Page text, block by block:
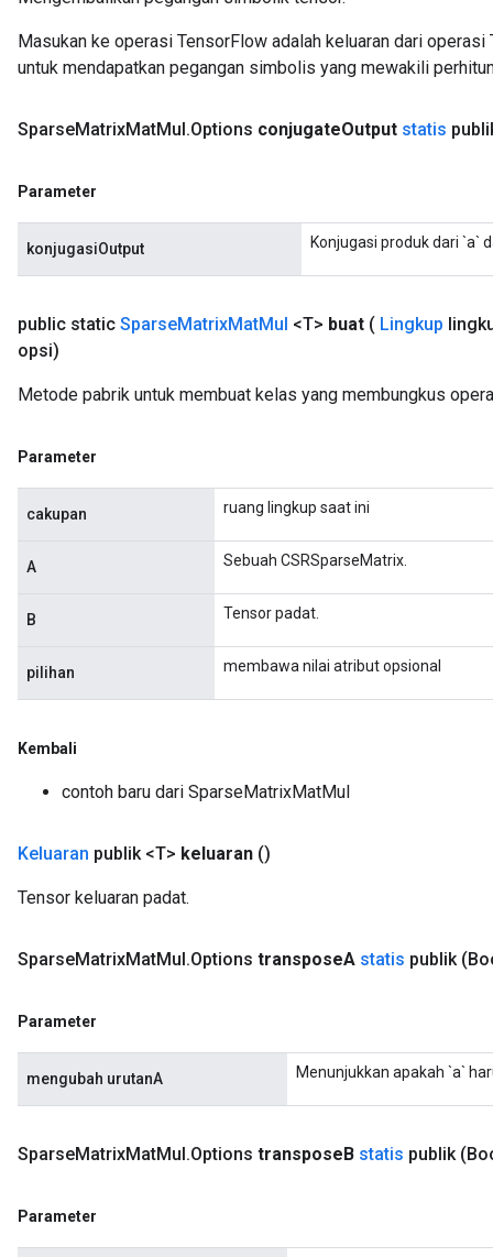
Masukan ke operasi TensorFlow adalah keluaran dari
untuk mendapatkan pegangan simbolis yang mewakili
SparseMatrixMatMul.Options conjugateOutput statis
Parameter
konjugasiOutput Konjugasi produk dari `a`
public static SparseMatrixMatMul <T> buat ( Lingkup
opsi)
Metode pabrik untuk membuat kelas yang membungkus
Parameter
cakupan ruang lingkup saat ini
A Sebuah CSRSparseMatrix.
B Tensor padat.
pilihan membawa nilai atribut opsional
Kembali
contoh baru dari SparseMatrixMatMul
Keluaran publik <T> keluaran ()
Tensor keluaran padat.
SparseMatrixMatMul.Options transposeA statis publik
Parameter
mengubah urutanA Menunjukkan apakah `a`
SparseMatrixMatMul.Options transposeB statis publik
Parameter